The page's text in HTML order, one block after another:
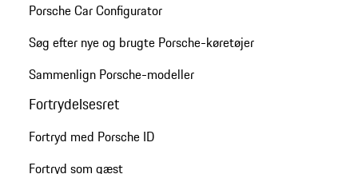
Porsche Car Configurator
Søg efter nye og brugte Porsche-køretøjer
Sammenlign Porsche-modeller
Fortrydelsesret
Fortryd med Porsche ID
Fortryd som gæst